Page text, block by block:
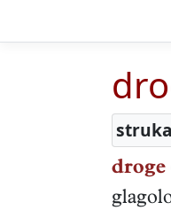
droge